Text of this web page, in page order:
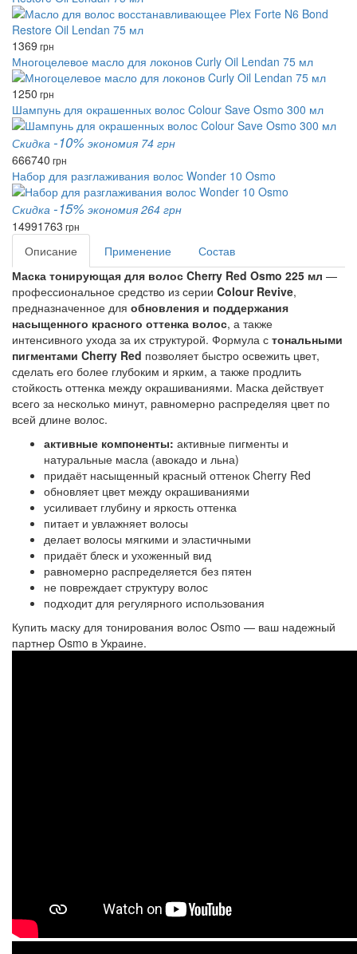
1369 грн
Многоцелевое масло для локонов Curly Oil Lendan 75 мл
1250 грн
Шампунь для окрашенных волос Colour Save Osmo 300 мл
Скидка -10% экономия 74 грн
666740 грн
Набор для разглаживания волос Wonder 10 Osmo
Скидка -15% экономия 264 грн
14991763 грн
Описание Применение
Состав
Маска тонирующая для волос Cherry Red Osmo 225 мл —
профессиональное средство из серии Colour Revive,
предназначенное для обновления и поддержания
насыщенного красного оттенка волос, а также
интенсивного ухода за их структурой. Формула с тональными
пигментами Cherry Red позволяет быстро освежить цвет,
сделать его более глубоким и ярким, а также продлить
стойкость оттенка между окрашиваниями. Маска действует
всего за несколько минут, равномерно распределяя цвет по
всей длине волос.
активные компоненты: активные пигменты и
натуральные масла (авокадо и льна)
придаёт насыщенный красный оттенок Cherry Red
обновляет цвет между окрашиваниями
усиливает глубину и яркость оттенка
питает и увлажняет волосы
делает волосы мягкими и эластичными
придаёт блеск и ухоженный вид
равномерно распределяется без пятен
не повреждает структуру волос
подходит для регулярного использования
Купить маску для тонирования волос Osmo — ваш надежный
партнер Osmo в Украине.